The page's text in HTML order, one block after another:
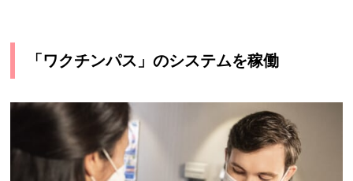
「ワクチンパス」のシステムを稼働